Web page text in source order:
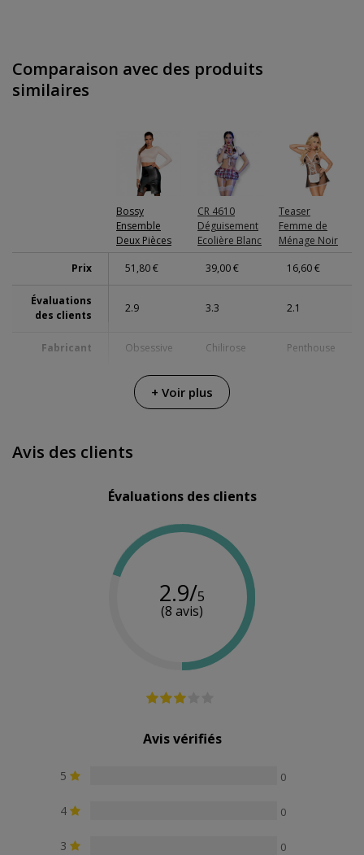
Comparaison avec des produits
similaires
Bossy
Ensemble
Deux Pièces
CR 4610
Déguisement
Ecolière Blanc
Teaser
Femme de
Ménage Noir
Prix
51,80 € 39,00 € 16,60 €
Évaluations
des clients
2.9 3.3 2.1
Fabricant Obsessive Chilirose Penthouse
+ Voir plus
Avis des clients
Évaluations des clients
2.9/5
(8 avis)
Avis vérifiés
5 0
4 0
3 0